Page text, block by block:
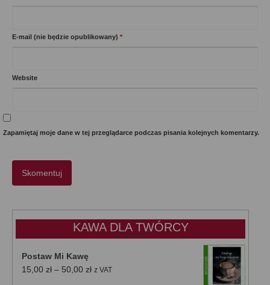
E-mail (nie będzie opublikowany) *
Website
Zapamiętaj moje dane w tej przeglądarce podczas pisania kolejnych komentarzy.
KAWA DLA TWÓRCY
Postaw Mi Kawę
15,00 zł – 50,00 złZakres
z VAT